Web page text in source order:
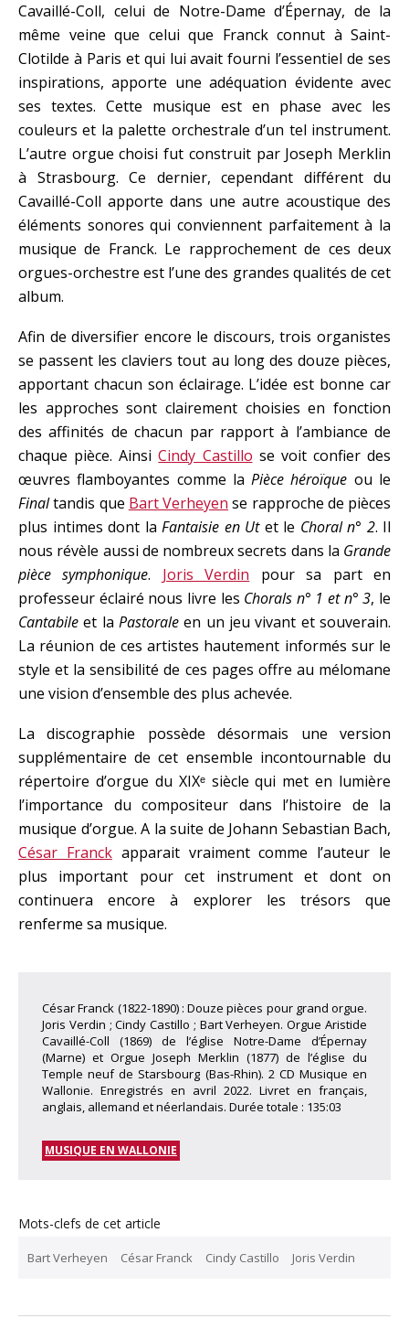
Cavaillé-Coll, celui de Notre-Dame d’Épernay, de la
même veine que celui que Franck connut à Saint-
Clotilde à Paris et qui lui avait fourni l’essentiel de ses
inspirations, apporte une adéquation évidente avec
ses textes. Cette musique est en phase avec les
couleurs et la palette orchestrale d’un tel instrument.
L’autre orgue choisi fut construit par Joseph Merklin
à Strasbourg. Ce dernier, cependant différent du
Cavaillé-Coll apporte dans une autre acoustique des
éléments sonores qui conviennent parfaitement à la
musique de Franck. Le rapprochement de ces deux
orgues-orchestre est l’une des grandes qualités de cet
album.
Afin de diversifier encore le discours, trois organistes
se passent les claviers tout au long des douze pièces,
apportant chacun son éclairage. L’idée est bonne car
les approches sont clairement choisies en fonction
des affinités de chacun par rapport à l’ambiance de
chaque pièce. AinsiCindy Castillo se voit confier des
œuvres flamboyantes comme laPièce héroïque ou le
Finaltandis que Bart Verheyen se rapproche de pièces
plus intimes dont la Fantaisie en Utet le Choral n° 2. Il
nous révèle aussi de nombreux secrets dans la Grande
pièce symphonique. Joris Verdin pour sa part en
professeur éclairé nous livre les Chorals n° 1 et n° 3, le
Cantabile et la Pastorale en un jeu vivant et souverain.
La réunion de ces artistes hautement informés sur le
style et la sensibilité de ces pages offre au mélomane
une vision d’ensemble des plus achevée.
La discographie possède désormais une version
supplémentaire de cet ensemble incontournable du
répertoire d’orgue du XIXᵉ siècle qui met en lumière
l’importance du compositeur dans l’histoire de la
musique d’orgue. A la suite de Johann Sebastian Bach,
César Franckapparait vraiment comme l’auteur le
plus important pour cet instrument et dont on
continuera encore à explorer les trésors que
renferme sa musique.
César Franck (1822-1890) : Douze pièces pour grand orgue.
Joris Verdin ; Cindy Castillo ; Bart Verheyen. Orgue Aristide
Cavaillé-Coll (1869) de l’église Notre-Dame d’Épernay
(Marne) et Orgue Joseph Merklin (1877) de l’église du
Temple neuf de Starsbourg (Bas-Rhin). 2 CD Musique en
Wallonie. Enregistrés en avril 2022. Livret en français,
anglais, allemand et néerlandais. Durée totale : 135:03
MUSIQUE EN WALLONIE
Mots-clefs de cet article
Bart Verheyen César Franck Cindy Castillo Joris Verdin